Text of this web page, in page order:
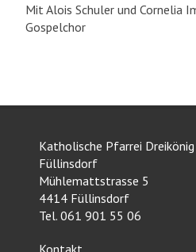
Mit Alois Schuler und Cornelia
Gospelchor
Katholische Pfarrei
Füllinsdorf
Mühlemattstrasse 5
4414 Füllinsdorf
Tel. 061 901 55 06
Kontakt